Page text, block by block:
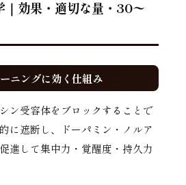
｜効果・適切な量・30〜
ニングに効く仕組み
ン受容体をブロックすることで
に遮断し、ドーパミン・ノルア
進して集中力・覚醒度・持久力